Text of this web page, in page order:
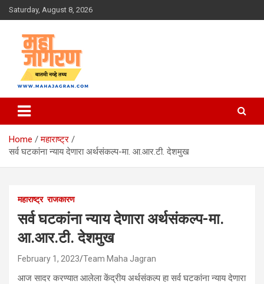
Skip
to
Saturday, August 8, 2026
महा जागरण
Home
महाराष्ट्र
सर्व घटकांना न्याय देणारा अर्थसंकल्प-मा. आ.आर.टी. देशमुख
महाराष्ट्र राजकारण
सर्व घटकांना न्याय देणारा अर्थसंकल्प-मा.
आ.आर.टी. देशमुख
February 1, 2023 Team Maha Jagran
आज सादर करण्यात आलेला केंद्रीय अर्थसंकल्प हा सर्व घटकांना न्याय देणारा